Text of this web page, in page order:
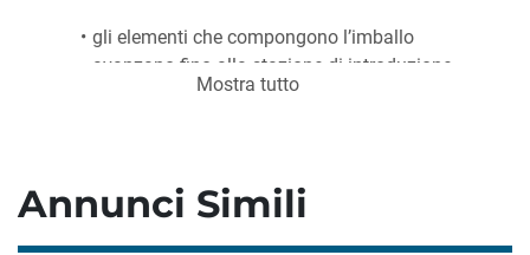
gli elementi che compongono l’imballo
avanzano fino alla stazione di introduzione,
dove una serie di spintori li introducono
serie di operazioni di snervamento e
Mostra tutto
Annunci Simili